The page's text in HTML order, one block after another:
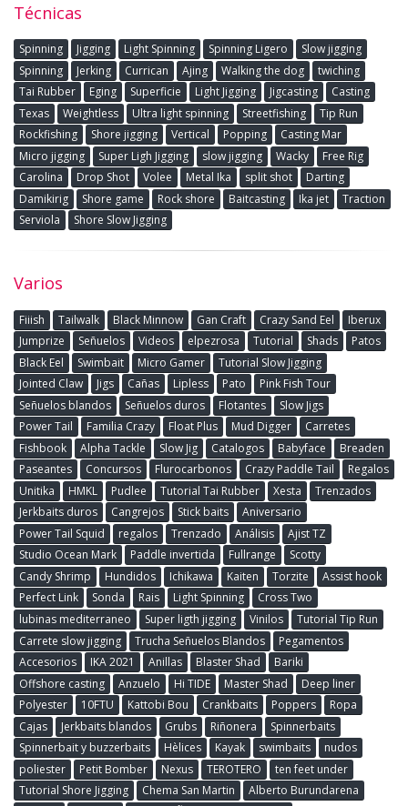
Técnicas
Spinning Jigging Light Spinning Spinning Ligero
Slow jigging
Spinning
Jerking Currican Ajing Walking the dog
twiching
Tai Rubber
Eging Superficie Light Jigging Jigcasting
Casting
Texas
Weightless Ultra light spinning Streetfishing
Tip Run
Rockfishing
Shore jigging Vertical Popping
Casting Mar
Micro jigging
Super Ligh Jigging slow jigging Wacky
Free Rig
Carolina
Drop Shot Volee Metal Ika split shot
Darting
Damikirig
Shore game Rock shore Baitcasting Ika jet
Traction
Serviola
Shore Slow Jigging
Varios
Fiiish Tailwalk Black Minnow Gan Craft Crazy Sand Eel
Iberux
Jumprize
Señuelos Videos elpezrosa Tutorial Shads
Patos
Black Eel
Swimbait Micro Gamer
Tutorial Slow Jigging
Jointed Claw
Jigs Cañas Lipless Pato
Pink Fish Tour
Señuelos blandos
Señuelos duros Flotantes
Slow Jigs
Power Tail
Familia Crazy Float Plus Mud Digger
Carretes
Fishbook
Alpha Tackle Slow Jig Catalogos Babyface
Breaden
Paseantes
Concursos Flurocarbonos Crazy Paddle Tail
Regalos
Unitika
HMKL Pudlee Tutorial Tai Rubber Xesta
Trenzados
Jerkbaits duros
Cangrejos Stick baits
Aniversario
Power Tail Squid
regalos Trenzado Análisis
Ajist TZ
Studio Ocean Mark
Paddle invertida Fullrange
Scotty
Candy Shrimp
Hundidos Ichikawa Kaiten Torzite
Assist hook
Perfect Link
Sonda Rais Light Spinning
Cross Two
lubinas mediterraneo
Super ligth jigging Vinilos
Tutorial Tip Run
Carrete slow jigging
Trucha Señuelos Blandos
Pegamentos
Accesorios
IKA 2021 Anillas Blaster Shad
Bariki
Offshore casting
Anzuelo Hi TIDE Master Shad
Deep liner
Polyester
10FTU Kattobi Bou Crankbaits Poppers
Ropa
Cajas
Jerkbaits blandos Grubs Riñonera
Spinnerbaits
Spinnerbait y buzzerbaits
Hèlices Kayak swimbaits
nudos
poliester
Petit Bomber Nexus TEROTERO
ten feet under
Tutorial Shore Jigging
Chema San Martin
Alberto Burundarena